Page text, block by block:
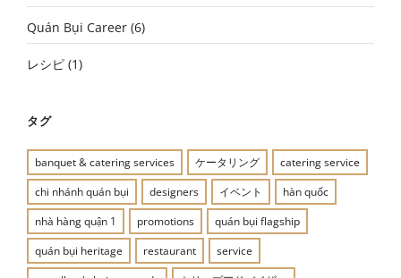
Quán Bụi Career (6)
レシピ (1)
タグ
banquet & catering services ケータリング
catering service
chi nhánh quán bụi
designers イベント
hàn quốc
nhà hàng quận 1
promotions
quán bụi flagship
quán bụi heritage
restaurant
service